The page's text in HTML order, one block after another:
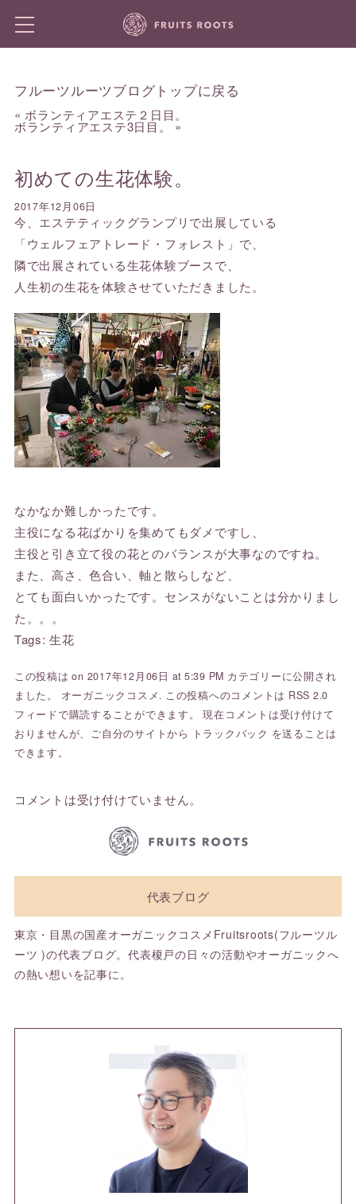
フルーツルーツブログトップに戻る
« ボランティアエステ２日目。
ボランティアエステ3日目。 »
初めての生花体験。
2017年12月06日
今、エステティックグランプリで出展している
「ウェルフェアトレード・フォレスト」で、
隣で出展されている生花体験ブースで、
人生初の生花を体験させていただきました。
なかなか難しかったです。
主役になる花ばかりを集めてもダメですし、
主役と引き立て役の花とのバランスが大事なのですね。
また、高さ、色合い、軸と散らしなど、
とても面白いかったです。センスがないことは分かりまし
た。。。
Tags:生花
この投稿は on 2017年12月06日 at 5:39 PM カテゴリーに公開され
ました。 オーガニックコスメ. この投稿へのコメントは RSS 2.0
フィードで購読することができます。 現在コメントは受け付けて
おりませんが、ご自分のサイトから
トラックバック を送ることは
できます。
コメントは受け付けていません。
代表ブログ
東京・目黒の国産オーガニックコスメFruitsroots(フルーツル
ーツ )の代表ブログ。代表榎戸の日々の活動やオーガニックへ
の熱い想いを記事に。